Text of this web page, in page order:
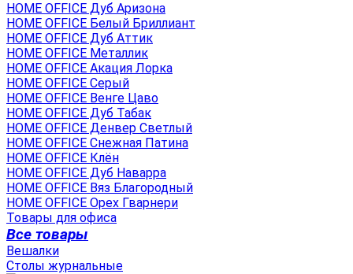
HOME OFFICE Дуб Аризона
HOME OFFICE Белый Бриллиант
HOME OFFICE Дуб Аттик
HOME OFFICE Металлик
HOME OFFICE Акация Лорка
HOME OFFICE Серый
HOME OFFICE Венге Цаво
HOME OFFICE Дуб Табак
HOME OFFICE Денвер Светлый
HOME OFFICE Снежная Патина
HOME OFFICE Клён
HOME OFFICE Дуб Наварра
HOME OFFICE Вяз Благородный
HOME OFFICE Орех Гварнери
Товары для офиса
Все товары
Вешалки
Столы журнальные